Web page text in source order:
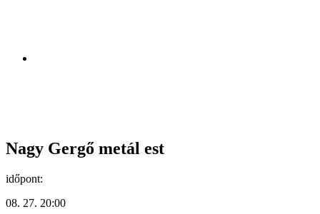
Nagy Gergő metál est
időpont:
08. 27. 20:00